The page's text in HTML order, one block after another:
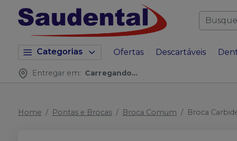
Categorias Ofertas Descartáveis
Entregar em: Carregando...
Home Pontas e Brocas Broca Comum Broca